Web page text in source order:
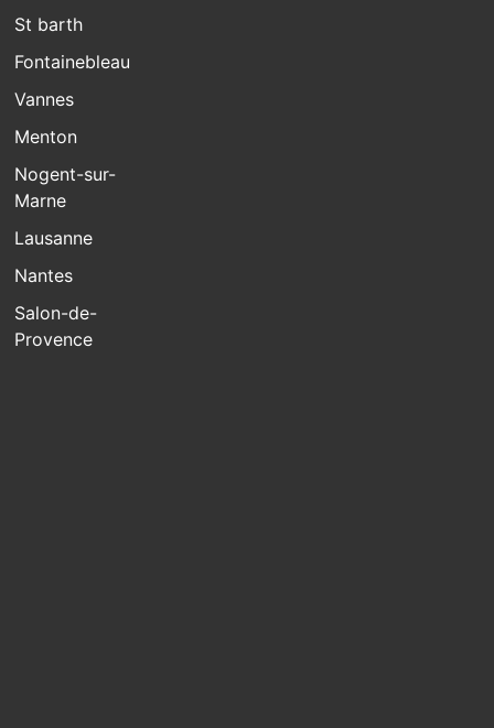
St barth
Fontainebleau
Vannes
Menton
Nogent-sur-
Marne
Lausanne
Nantes
Salon-de-
Provence